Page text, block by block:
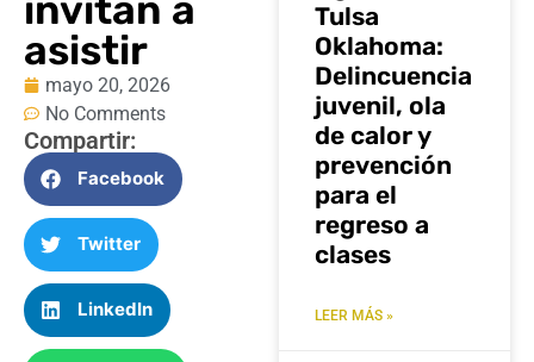
invitan a
asistir
mayo 20, 2026
No Comments
Compartir:
Facebook
Twitter
LinkedIn
Tulsa
Oklahoma:
Delincuencia
juvenil, ola
de calor y
prevención
para el
regreso a
clases
LEER MÁS »